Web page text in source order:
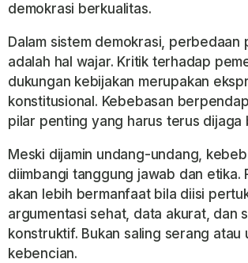
demokrasi berkualitas.
Dalam sistem demokrasi, perbedaan
adalah hal wajar. Kritik terhadap
dukungan kebijakan merupakan
konstitusional. Kebebasan
pilar penting yang harus terus dijaga
Meski dijamin undang-undang,
diimbangi tanggung jawab dan etika.
akan lebih bermanfaat bila diisi
argumentasi sehat, data akurat, dan
konstruktif. Bukan saling serang atau
kebencian.